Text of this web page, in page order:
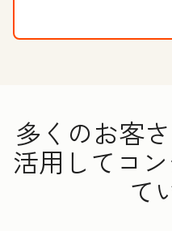
多くのお客
活用してコ
て